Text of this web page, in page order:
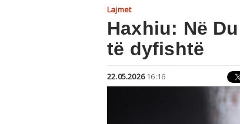
Lajmet
Haxhiu: Në
të dyfishtë
22.05.2026 16:16